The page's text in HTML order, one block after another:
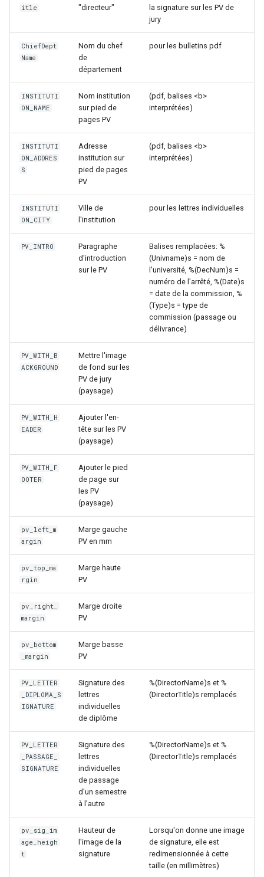
itle
"directeur"
la signature sur les PV de
jury
ChiefDept
Name
Nom du chef
de
département
pour les bulletins pdf
INSTITUTI
ON_NAME
Nom institution
sur pied de
pages PV
(pdf, balises <b>
interprétées)
INSTITUTI
ON_ADDRES
S
Adresse
institution sur
pied de pages
PV
(pdf, balises <b>
interprétées)
INSTITUTI
ON_CITY
Ville de
l'institution
pour les lettres individuelles
PV_INTRO
Paragraphe
d'introduction
sur le PV
Balises remplacées: %
(Univname)s = nom de
l'université, %(DecNum)s =
numéro de l'arrêté, %(Date)s
= date de la commission, %
(Type)s = type de
commission (passage ou
délivrance)
PV_WITH_B
ACKGROUND
Mettre l'image
de fond sur les
PV de jury
(paysage)
PV_WITH_H
EADER
Ajouter l'en-
tête sur les PV
(paysage)
PV_WITH_F
OOTER
Ajouter le pied
de page sur
les PV
(paysage)
pv_left_m
argin
Marge gauche
PV en mm
pv_top_ma
rgin
Marge haute
PV
pv_right_
margin
Marge droite
PV
pv_bottom
_margin
Marge basse
PV
PV_LETTER
_DIPLOMA_S
IGNATURE
Signature des
lettres
individuelles
de diplôme
%(DirectorName)s et %
(DirectorTitle)s remplacés
PV_LETTER
_PASSAGE_
SIGNATURE
Signature des
lettres
individuelles
de passage
d'un semestre
à l'autre
%(DirectorName)s et %
(DirectorTitle)s remplacés
pv_sig_im
age_heigh
t
Hauteur de
l'image de la
signature
Lorsqu'on donne une image
de signature, elle est
redimensionnée à cette
taille (en millimètres)